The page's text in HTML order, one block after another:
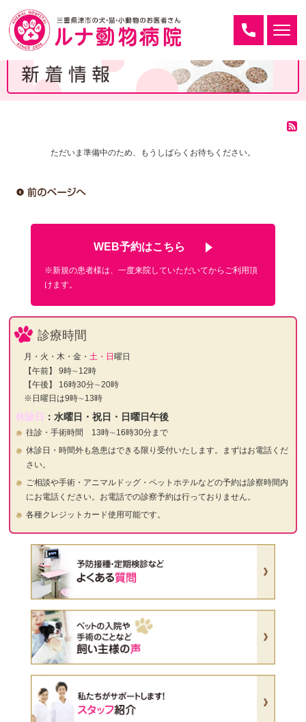
ただいま準備中のため、もうしばらくお待ちください。
WEB予約はこちら
※新規の患者様は、一度来院していただいてからご利用頂
けます。
診療時間
月・火・木・金・土・日曜日
【午前】 9時∼12時
【午後】 16時30分∼20時
※日曜日は9時∼13時
休診日 ：水曜日・祝日・日曜日午後
往診・手術時間 13時∼16時30分まで
休診日・時間外も急患はできる限り受付いたします。まずはお電話くだ
さい。
ご相談や手術・アニマルドッグ・ペットホテルなどの予約は診察時間内
にお電話ください。お電話での診察予約は行っておりません。
各種クレジットカード使用可能です。